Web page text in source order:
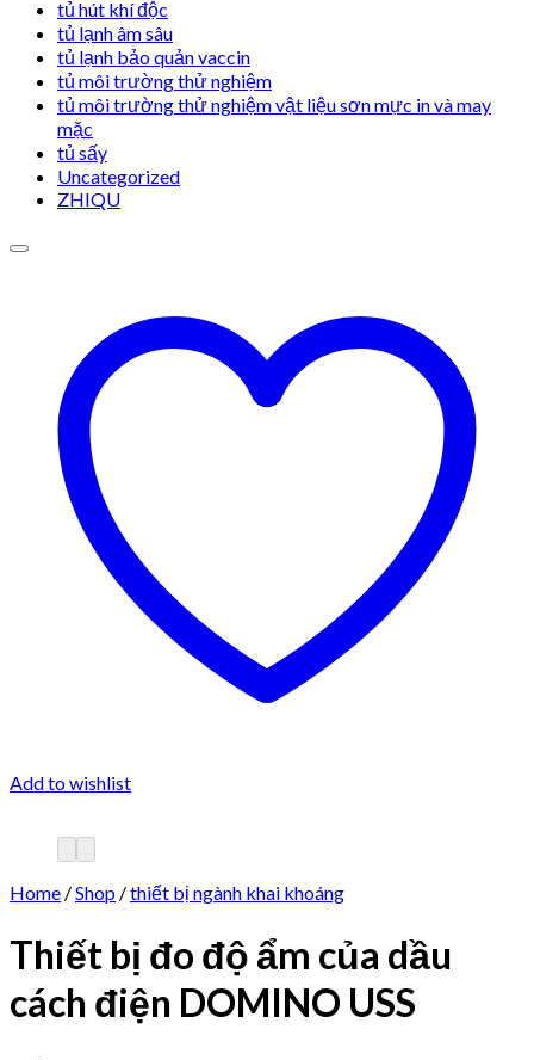
tủ hút khí độc
tủ lạnh âm sâu
tủ lạnh bảo quản vaccin
tủ môi trường thử nghiệm
tủ môi trường thử nghiệm vật liệu sơn mực in và may
mặc
tủ sấy
Uncategorized
ZHIQU
Add to wishlist
Home /Shop /thiết bị ngành khai khoáng
Thiết bị đo độ ẩm của dầu
cách điện DOMINO USS